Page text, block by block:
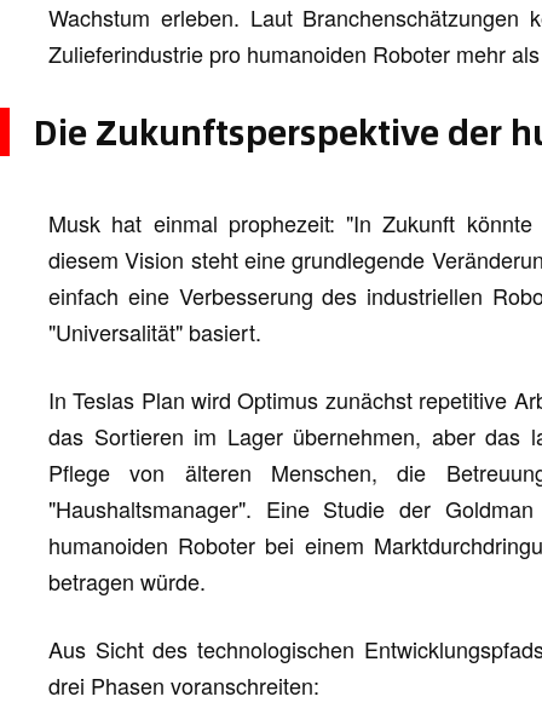
Wachstum erleben. Laut
Zulieferindustrie pro humanoiden Roboter mehr
Die Zukunftsperspektive der
Musk hat einmal prophezeit: "In Zukunft
diesem Vision steht eine grundlegende
einfach eine Verbesserung des industriellen
"Universalität" basiert.
In Teslas Plan wird Optimus zunächst repetitive
das Sortieren im Lager übernehmen, aber das
Pflege von älteren Menschen, die
"Haushaltsmanager". Eine Studie der
humanoiden Roboter bei einem
betragen würde.
Aus Sicht des technologischen
drei Phasen voranschreiten: